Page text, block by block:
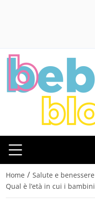
Home / Salute e benessere
Qual è l’età in cui i